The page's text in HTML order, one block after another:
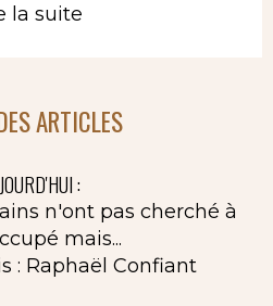
la suite
ARTICLES
:
n'ont pas cherché à
mais...
: Raphaël Confiant